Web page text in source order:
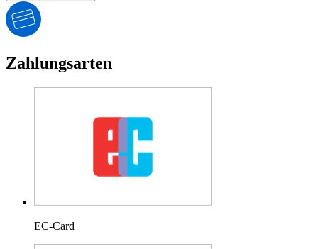
Zahlungsarten
EC-Card